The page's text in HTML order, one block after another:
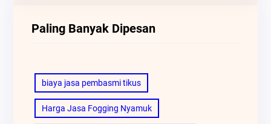
Paling Banyak Dipesan
biaya jasa pembasmi tikus
Harga Jasa Fogging Nyamuk